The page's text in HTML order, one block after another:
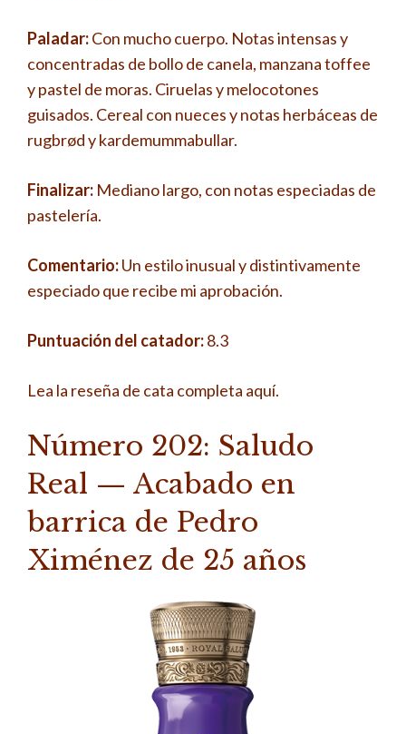
Paladar:Con mucho cuerpo. Notas intensas y
concentradas de bollo de canela, manzana toffee
y pastel de moras. Ciruelas y melocotones
guisados. Cereal con nueces y notas herbáceas de
rugbrød y kardemummabullar.
Finalizar: Mediano largo, con notas especiadas de
pastelería.
Comentario:Un estilo inusual y distintivamente
especiado que recibe mi aprobación.
Puntuación del catador:8.3
Lea la reseña de cata completa aquí.
Número 202: Saludo
Real — Acabado en
barrica de Pedro
Ximénez de 25 años